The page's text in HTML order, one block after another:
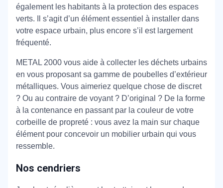
également les habitants à la protection des espaces
verts. Il s’agit d’un élément essentiel à installer dans
votre espace urbain, plus encore s’il est largement
fréquenté.
METAL 2000 vous aide à collecter les déchets urbains
en vous proposant sa gamme de poubelles d’extérieur
métalliques. Vous aimeriez quelque chose de discret
? Ou au contraire de voyant ? D’original ? De la forme
à la contenance en passant par la couleur de votre
corbeille de propreté : vous avez la main sur chaque
élément pour concevoir un mobilier urbain qui vous
ressemble.
Nos cendriers